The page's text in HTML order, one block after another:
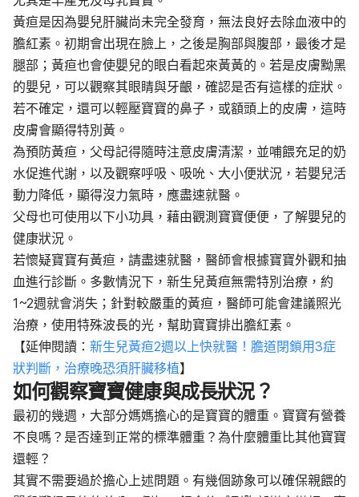
黃疸是因為嬰兒肝臟尚未完全發育，無法良好去除血液中的
膽紅素。初期會出現在臉上，之後是胸部與腹部，最後才是
腿部；黃疸也會使嬰兒的眼白看起來黃黃的。若是皮膚黝黑
的嬰兒，可以觀察其眼睛與牙齦，確認是否有這樣的症狀。
若不確定，還可以輕壓寶寶的鼻子，或額頭上的皮膚，這時
皮膚會顯得特別黃。
為預防黃疸，父母記得隨時注意皮膚清潔，並哺餵充足的奶
水促進代謝，以及觀察呼吸、吸吮、大小便狀況，若嬰兒活
動力降低，顯得沒力氣時，應盡速就醫。
父母也可使用以下小功具，藉由觀測寶寶便便，了解嬰兒的
健康狀況。
若懷疑寶寶有黃疸，請盡速就醫，醫師會根據寶寶外觀和抽
血進行診斷。多數情況下，新生兒黃疸無需特別治療，約
1~2週就會消失；針對較嚴重的黃疸，醫師可能會建議照光
治療，使用特殊波長的光，幫助寶寶排出膽紅素。
【延伸閱讀： 新生兒黃疸2週以上快就醫！膽道閉鎖用3症
狀判斷，治療晚恐須肝臟移植】
如何觀察寶寶健康與成長狀況？
最初的幾週，大部分媽媽擔心的是寶寶的體重。寶寶有營養
不良嗎？是否達到正常的標準體重？為什麼體重比其他寶寶
還輕？
其實不需要過於擔心上述問題。有幾個跡象可以確保親餵的